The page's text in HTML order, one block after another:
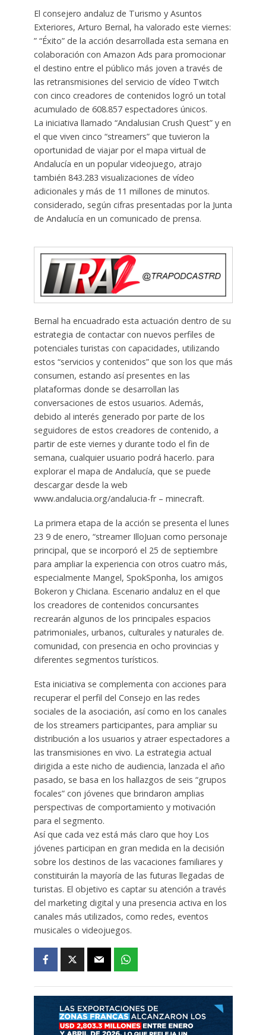
El consejero andaluz de Turismo y Asuntos
Exteriores, Arturo Bernal, ha valorado este viernes:
” “Éxito” de la acción desarrollada esta semana en
colaboración con Amazon Ads para promocionar
el destino entre el público más joven a través de
las retransmisiones del servicio de vídeo Twitch
con cinco creadores de contenidos logró un total
acumulado de 608.857 espectadores únicos.
La iniciativa llamado “Andalusian Crush Quest” y en
el que viven cinco “streamers” que tuvieron la
oportunidad de viajar por el mapa virtual de
Andalucía en un popular videojuego, atrajo
también 843.283 visualizaciones de vídeo
adicionales y más de 11 millones de minutos.
considerado, según cifras presentadas por la Junta
de Andalucía en un comunicado de prensa.
Bernal ha encuadrado esta actuación dentro de su
estrategia de contactar con nuevos perfiles de
potenciales turistas con capacidades, utilizando
estos “servicios y contenidos” que son los que más
consumen, estando así presentes en las
plataformas donde se desarrollan las
conversaciones de estos usuarios. Además,
debido al interés generado por parte de los
seguidores de estos creadores de contenido, a
partir de este viernes y durante todo el fin de
semana, cualquier usuario podrá hacerlo. para
explorar el mapa de Andalucía, que se puede
descargar desde la web
www.andalucia.org/andalucia-fr – minecraft.
La primera etapa de la acción se presenta el lunes
23 9 de enero, “streamer IlloJuan como personaje
principal, que se incorporó el 25 de septiembre
para ampliar la experiencia con otros cuatro más,
especialmente Mangel, SpokSponha, los amigos
Bokeron y Chiclana. Escenario andaluz en el que
los creadores de contenidos concursantes
recrearán algunos de los principales espacios
patrimoniales, urbanos, culturales y naturales de.
comunidad, con presencia en ocho provincias y
diferentes segmentos turísticos.
Esta iniciativa se complementa con acciones para
recuperar el perfil del Consejo en las redes
sociales de la asociación, así como en los canales
de los streamers participantes, para ampliar su
distribución a los usuarios y atraer espectadores a
las transmisiones en vivo. La estrategia actual
dirigida a este nicho de audiencia, lanzada el año
pasado, se basa en los hallazgos de seis “grupos
focales” con jóvenes que brindaron amplias
perspectivas de comportamiento y motivación
para el segmento.
Así que cada vez está más claro que hoy Los
jóvenes participan en gran medida en la decisión
sobre los destinos de las vacaciones familiares y
constituirán la mayoría de las futuras llegadas de
turistas. El objetivo es captar su atención a través
del marketing digital y una presencia activa en los
canales más utilizados, como redes, eventos
musicales o videojuegos.